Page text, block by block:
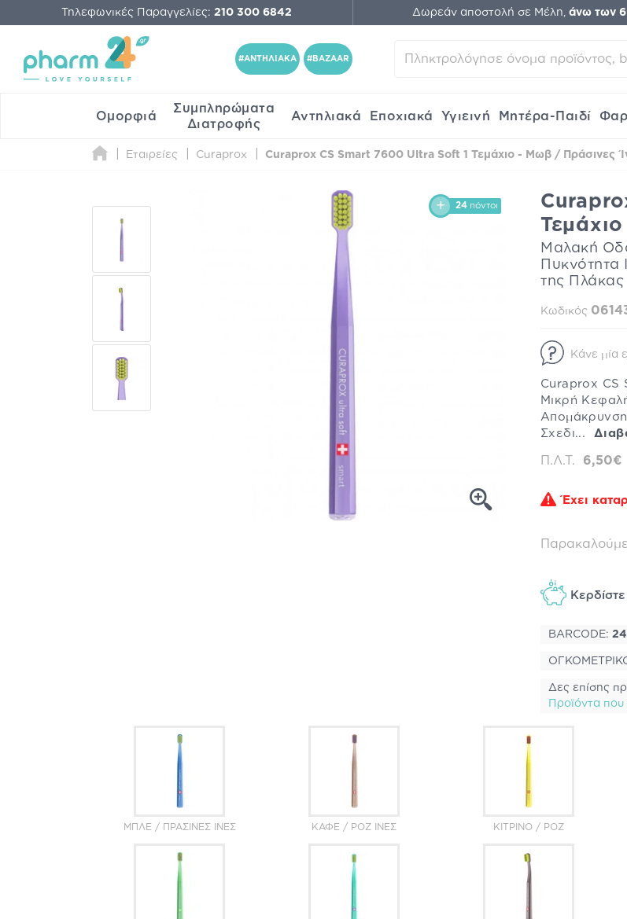
Τηλεφωνικές Παραγγελίες: 210 300 6842 Δωρεάν αποστολή σε Μέλη, άνω των
#ΑΝΤΗΛΙΑΚΑ #BAZAAR
Ομορφιά
Συμπληρώματα
Διατροφής
Αντηλιακά Εποχιακά Υγιεινή Μητέρα-Παιδί
Εταιρείες Curaprox Curaprox CS Smart 7600 Ultra Soft 1 Τεμάχιο - Μωβ / Πράσινες
24 πόντοι
Μαλακή
Πυκνότητα
της Πλάκας
Κωδικός
Κάνε μία
Curaprox CS
Μικρή
Σχεδι...
Π.Λ.Τ. 6,50€
Έχει
Κερδίστε
BARCODE:
Δες επίσης
Προϊόντα
ΜΠΛΕ / ΠΡΆΣΙΝΕΣ ΊΝΕΣ ΚΑΦΈ / ΡΟΖ ΊΝΕΣ ΚΊΤΡΙΝΟ / ΡΟΖ